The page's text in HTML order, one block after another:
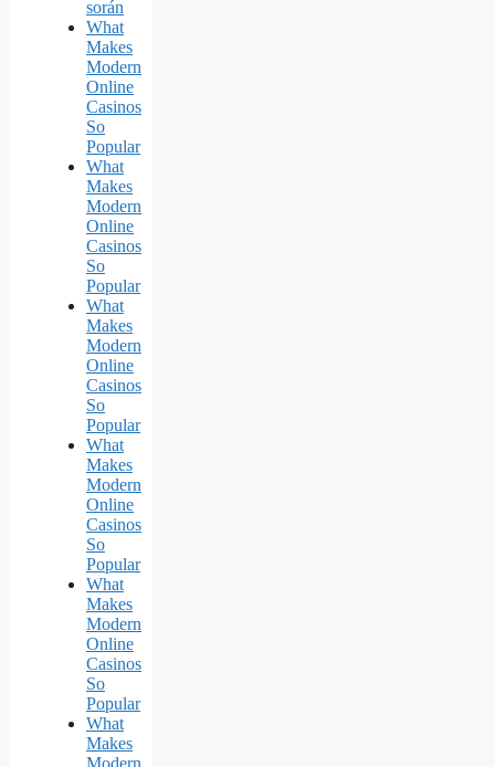
során
What
Makes
Modern
Online
Casinos
So
Popular
What
Makes
Modern
Online
Casinos
So
Popular
What
Makes
Modern
Online
Casinos
So
Popular
What
Makes
Modern
Online
Casinos
So
Popular
What
Makes
Modern
Online
Casinos
So
Popular
What
Makes